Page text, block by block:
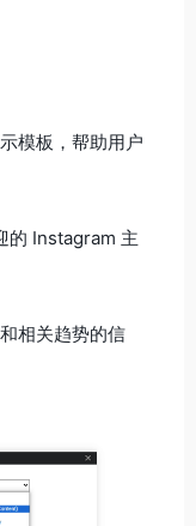
模板，帮助用户
的 Instagram 主
相关趋势的信